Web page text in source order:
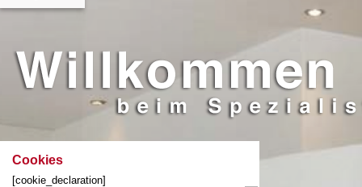
Cookies
[cookie_declaration]